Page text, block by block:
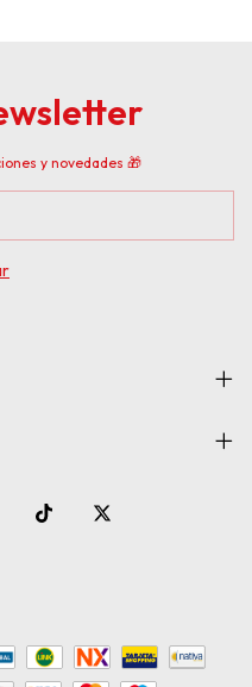
y novedades 🎁